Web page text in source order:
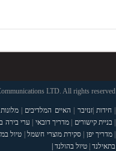
LTD. All rights reserved
| חידות |זנזיבר | האיים המלדיבים |
| בניית קישורים |מדריך דובאי | ערי בירה
| מדריך יפן |סקירת מוצרי חשמל| טיול
בתאילנד| טיול בהולנד |